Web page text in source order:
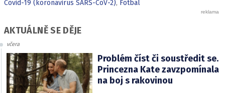
Covid-19 (koronavirus SARS-CoV-2), Fotbal
AKTUÁLNĚ SE DĚJE
včera
Problém číst či soustředit se.
Princezna Kate zavzpomínala
na boj s rakovinou